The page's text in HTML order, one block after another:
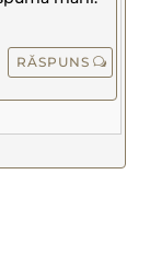
RĂSPUNS